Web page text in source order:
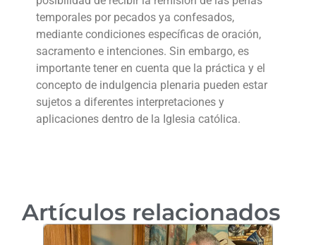
temporales por pecados ya confesados,
mediante condiciones específicas de oración,
sacramento e intenciones. Sin embargo, es
importante tener en cuenta que la práctica y el
concepto de indulgencia plenaria pueden estar
sujetos a diferentes interpretaciones y
aplicaciones dentro de la Iglesia católica.
Artículos relacionados